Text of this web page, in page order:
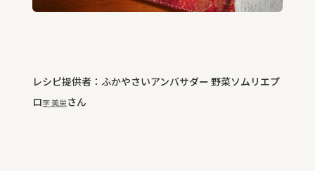
レシピ提供者：ふかやさいアンバサダー 野菜ソムリエプ
ロ李 美栄さん